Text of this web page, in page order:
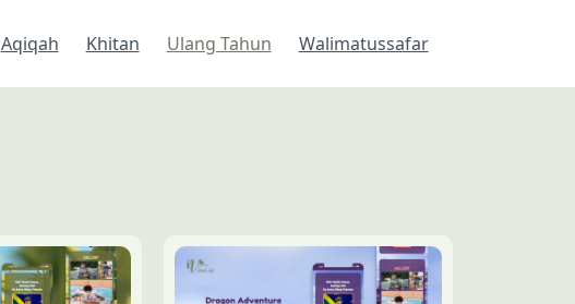
Aqiqah Khitan Ulang Tahun Walimatussafar